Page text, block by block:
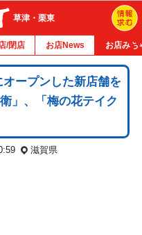
草津・栗東
/閉店 お店News お店みち
オープンした新店舗を
」、「梅の花テイク
滋賀県